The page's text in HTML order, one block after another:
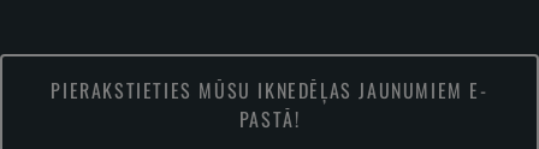
PIERAKSTIETIES MŪSU IKNEDĒĻAS JAUNUMIEM E-
PASTĀ!